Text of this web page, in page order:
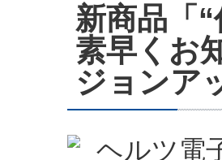
新商品「
素早くお
ジョンア
ヘルツ電